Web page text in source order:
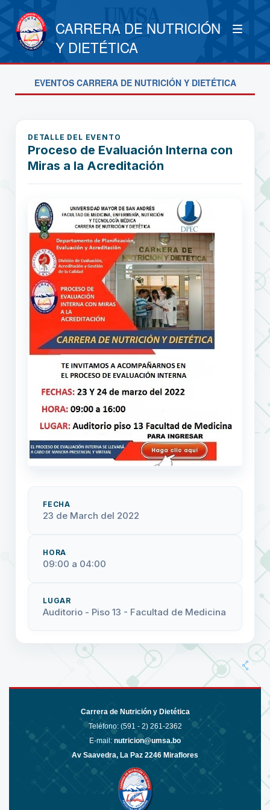
CARRERA DE NUTRICIÓN
Y DIETÉTICA
EVENTOS CARRERA DE NUTRICIÓN Y DIETÉTICA
DETALLE DEL EVENTO
Proceso de Evaluación Interna con
Miras a la Acreditación
FECHA
23 de March del 2022
HORA
09:00 a 04:00
LUGAR
Auditorio - Piso 13 - Facultad de Medicina
Carrera de Nutrición y Dietética
Teléfono: (591 - 2) 261-2362
E-mail: nutricion@umsa.bo
Av Saavedra, La Paz 2246 Miraflores